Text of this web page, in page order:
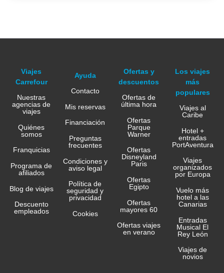
Viajes
Carrefour
Nuestras
agencias de
viajes
Quiénes
somos
Franquicias
Programa de
afiliados
Blog de viajes
Descuento
empleados
Ayuda
Contacto
Mis reservas
Financiación
Preguntas
frecuentes
Condiciones y
aviso legal
Política de
seguridad y
privacidad
Cookies
Ofertas y
descuentos
Ofertas de
última hora
Ofertas
Parque
Warner
Ofertas
Disneyland
Paris
Ofertas
Egipto
Ofertas
mayores 60
Ofertas viajes
en verano
Los viajes
más
populares
Viajes al
Caribe
Hotel +
entradas
PortAventura
Viajes
organizados
por Europa
Vuelo más
hotel a las
Canarias
Entradas
Musical El
Rey León
Viajes de
novios